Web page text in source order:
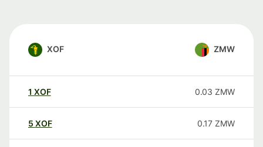
XOF ZMW
1 XOF 0.03 ZMW
5 XOF 0.17 ZMW